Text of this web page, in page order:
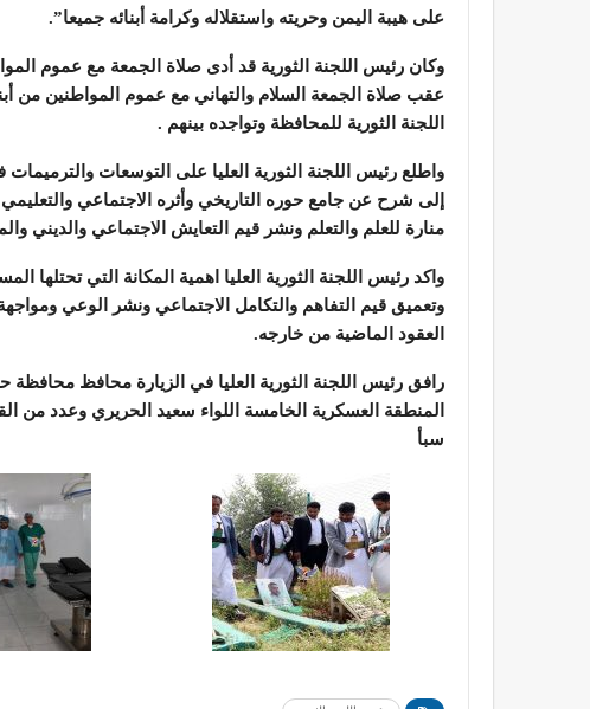
على هيبة اليمن وحريته واستقلاله وكرامة أبنائه جميعا”.
وكان رئيس اللجنة الثورية قد أدى صلاة الجمعة مع عموم
عقب صلاة الجمعة السلام والتهاني مع عموم المواطنين من
اللجنة الثورية للمحافظة وتواجده بينهم .
واطلع رئيس اللجنة الثورية العليا على التوسعات
إلى شرح عن جامع حوره التاريخي وأثره الاجتماعي
منارة للعلم والتعلم ونشر قيم التعايش الاجتماعي والديني
واكد رئيس اللجنة الثورية العليا اهمية المكانة التي
وتعميق قيم التفاهم والتكامل الاجتماعي ونشر الوعي
العقود الماضية من خارجه.
رافق رئيس اللجنة الثورية العليا في الزيارة محافظ
المنطقة العسكرية الخامسة اللواء سعيد الحريري وعدد من
سبأ